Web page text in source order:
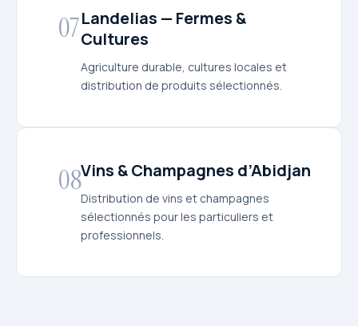
07Landelias — Fermes &
Cultures
Agriculture durable, cultures locales et
distribution de produits sélectionnés.
08Vins & Champagnes d’Abidjan
Distribution de vins et champagnes
sélectionnés pour les particuliers et
professionnels.